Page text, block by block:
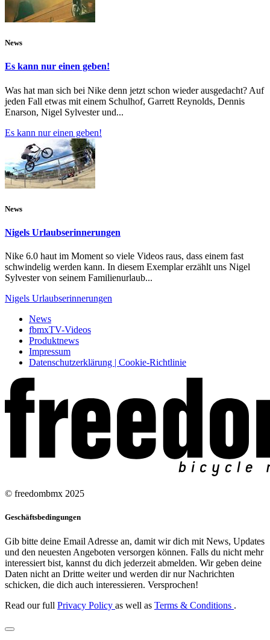
News
Es kann nur einen geben!
Was hat man sich bei Nike denn jetzt schon wieder ausgedacht? Auf
jeden Fall etwas mit einem Schulhof, Garrett Reynolds, Dennis
Enarson, Nigel Sylvester und...
Es kann nur einen geben!
News
Nigels Urlaubserinnerungen
Nike 6.0 haut im Moment so viele Videos raus, dass einem fast
schwindelig werden kann. In diesem Exemplar erzählt uns Nigel
Sylvester von seinem Familienurlaub...
Nigels Urlaubserinnerungen
News
fbmxTV-Videos
Produktnews
Impressum
Datenschutzerklärung | Cookie-Richtlinie
© freedombmx 2025
Geschäftsbedingungen
Gib bitte deine Email Adresse an, damit wir dich mit News, Updates
und den neuesten Angeboten versorgen können. Falls du nicht mehr
interessiert bist, kannst du dich jederzeit abmelden. Wir geben deine
Daten nicht an Dritte weiter und werden dir nur Nachrichten
schicken, die dich auch interessieren. Versprochen!
Read our full Privacy Policy as well as Terms & Conditions .